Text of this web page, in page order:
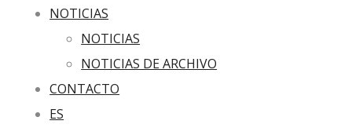
NOTICIAS
NOTICIAS
NOTICIAS DE ARCHIVO
CONTACTO
ES